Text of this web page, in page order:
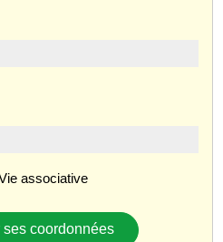
associative
ses coordonnées